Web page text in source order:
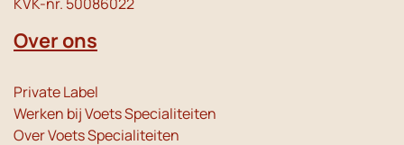
Over ons
Private Label
Werken bij Voets Specialiteiten
Over Voets Specialiteiten